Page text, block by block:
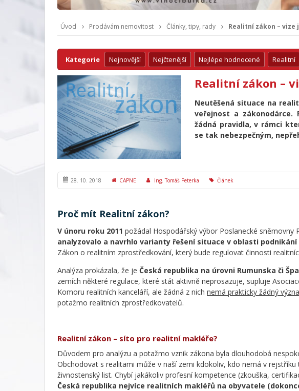
Úvod Prodávám nemovitost Články, tipy, rady Realitní zákon –
Kategorie Nejnovější Nejčtenější Nejlépe hodnocené Realitní
Realitní zákon –
Neutěšená situace na
veřejnost a zákonodárce.
žádná pravidla, v rámci
se tak nebezpečným,
28. 10. 2018 CAPNE Ing. Tomáš Peterka Článek
Proč mít Realitní zákon?
V únoru roku 2011 požádal Hospodářský výbor Poslanecké
analyzovalo a navrhlo varianty řešení situace v oblasti
Zákon o realitním zprostředkování, který bude regulovat činnosti
Analýza prokázala, že je Česká republika na úrovni Rumunska či
zemích některé regulace, které stát aktivně neprosazuje, supluje
Komoru realitních kanceláří, ale žádná z nich nemá prakticky žádný
potažmo realitních zprostředkovatelů.
Realitní zákon – síto pro realitní makléře?
Důvodem pro analýzu a potažmo vznik zákona byla dlouhodobá
Obchodovat s realitami může v naší zemi kdokoliv, kdo nemá v
živnostenský list. Chybí jakákoliv profesní kompetence (zkouška,
Česká republika nejvíce realitních makléřů na obyvatele